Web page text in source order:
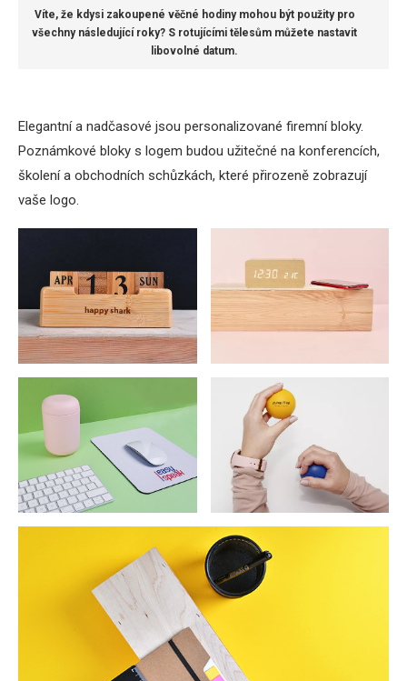
Víte, že kdysi zakoupené věčné hodiny mohou být použity pro
všechny následující roky? S rotujícími tělesům můžete nastavit
libovolné datum.
Elegantní a nadčasové jsou personalizované firemní bloky.
Poznámkové bloky s logem budou užitečné na konferencích,
školení a obchodních schůzkách, které přirozeně zobrazují
vaše logo.